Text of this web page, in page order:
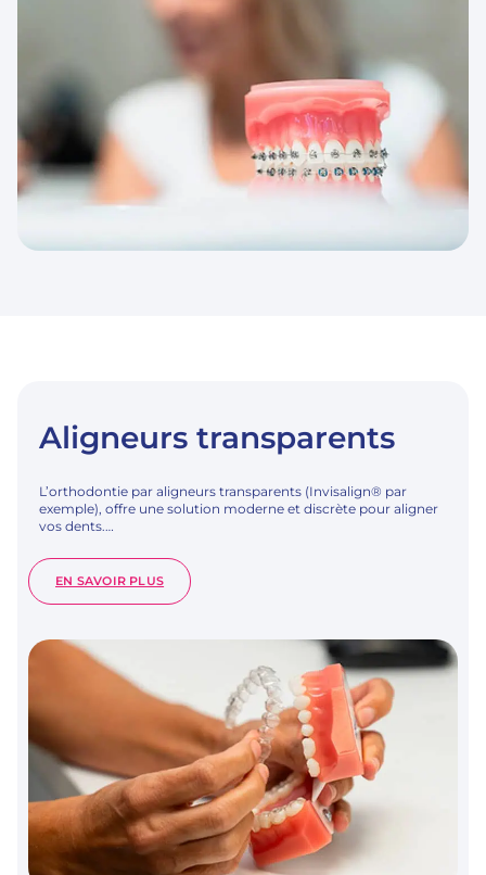
Aligneurs transparents
L’orthodontie par aligneurs transparents (Invisalign® par
exemple), offre une solution moderne et discrète pour aligner
vos dents.…
EN SAVOIR PLUS:
ALIGNEURS